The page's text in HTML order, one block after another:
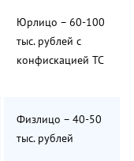
Юрлицо – 60-100
тыс. рублей с
конфискацией ТС
Физлицо – 40-50
тыс. рублей